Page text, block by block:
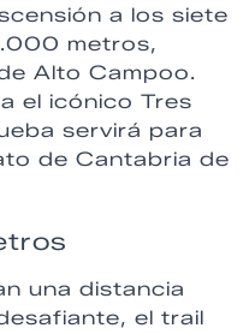
a los siete
metros,
Alto Campoo.
el icónico Tres
servirá para
de Cantabria de
una distancia
el trail